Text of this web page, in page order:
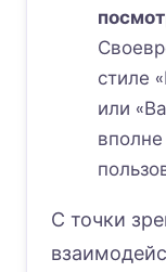
стиле
или
С точки